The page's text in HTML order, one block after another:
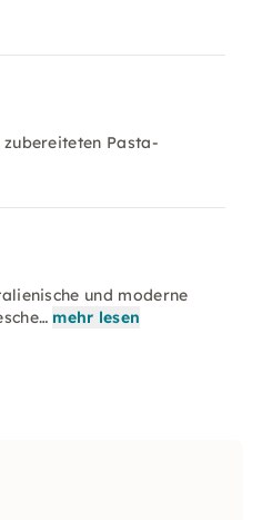
Pasta-
und moderne
mehr lesen